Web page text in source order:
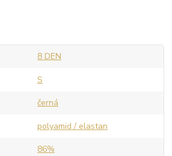
8 DEN
S
černá
polyamid / elastan
86%